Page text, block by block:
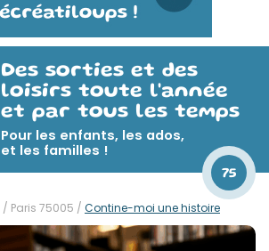
Des sorties et des
loisirs toute l'année
et par tous les temps
Pour les enfants, les ados,
et les familles !
75
/ Paris 75005 / Contine-moi une histoire